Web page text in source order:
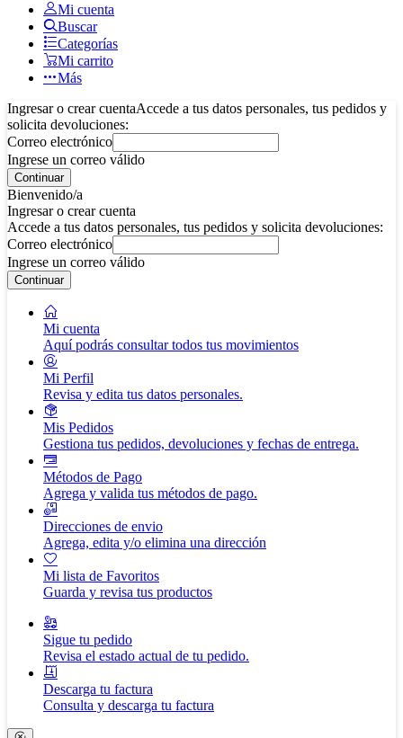
Mi cuenta
Buscar
Categorías
Mi carrito
Más
Ingresar o crear cuentaAccede a tus datos personales, tus pedidos y
solicita devoluciones:
Correo electrónico
Ingrese un correo válido
Continuar
Bienvenido/a
Ingresar o crear cuenta
Accede a tus datos personales, tus pedidos y solicita devoluciones:
Correo electrónico
Ingrese un correo válido
Continuar
Mi cuenta
Aquí podrás consultar todos tus movimientos
Mi Perfil
Revisa y edita tus datos personales.
Mis Pedidos
Gestiona tus pedidos, devoluciones y fechas de entrega.
Métodos de Pago
Agrega y valida tus métodos de pago.
Direcciones de envio
Agrega, edita y/o elimina una dirección
Mi lista de Favoritos
Guarda y revisa tus productos
Sigue tu pedido
Revisa el estado actual de tu pedido.
Descarga tu factura
Consulta y descarga tu factura